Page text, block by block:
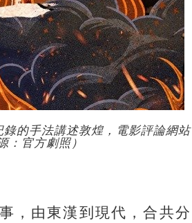
錄的手法講述敦煌，電影評論網站
：官方劇照）
由東漢到現代，合共分